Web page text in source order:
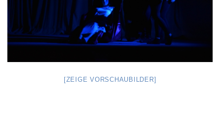
[ZEIGE VORSCHAUBILDER]